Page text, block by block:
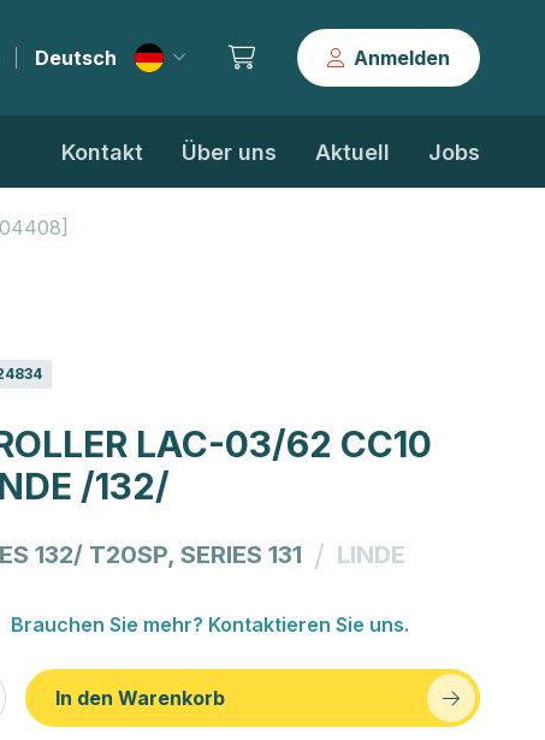
| Deutsch Anmelden
Kontakt Über uns Aktuell Jobs
LAC-03/62 CC10
/132/
132/ T20SP, SERIES 131 / LINDE
Brauchen Sie mehr? Kontaktieren Sie uns.
In den Warenkorb